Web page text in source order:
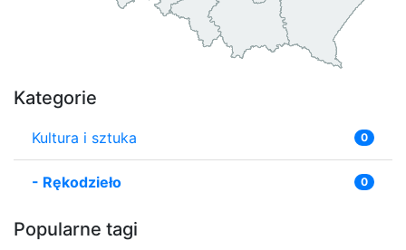
Kategorie
Kultura i sztuka 0
- Rękodzieło 0
Popularne tagi